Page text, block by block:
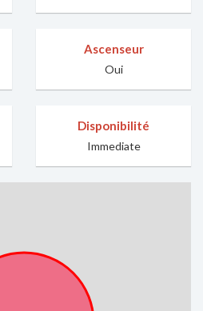
Ascenseur
Oui
Disponibilité
Immediate